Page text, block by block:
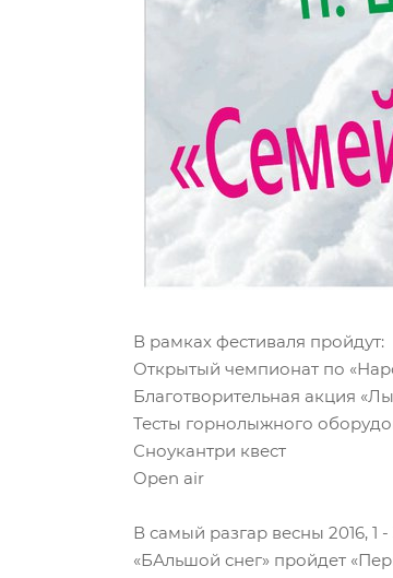
В рамках фестиваля пройдут:
Открытый чемпионат по
Благотворительная акция
Тесты горнолыжного
Сноукантри квест
Open air
В самый разгар весны 2016,
«БАльшой снег» пройдет